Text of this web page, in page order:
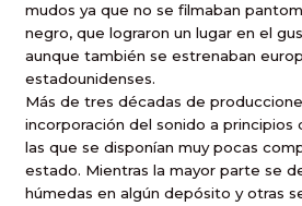
mudos ya que no se filmaban
negro, que lograron un lugar en el
aunque también se estrenaban
estadounidenses.
Más de tres décadas de
incorporación del sonido a principios
las que se disponían muy pocas
estado. Mientras la mayor parte se
húmedas en algún depósito y otras